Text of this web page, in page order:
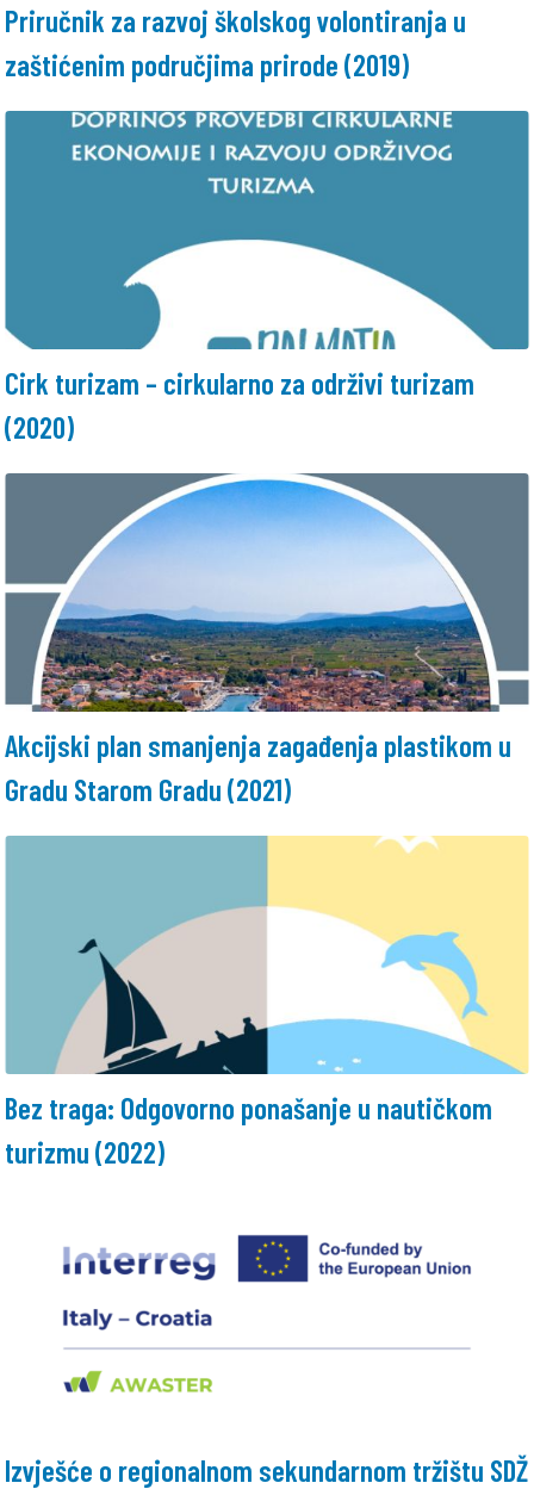
Priručnik za razvoj školskog volontiranja u
zaštićenim područjima prirode (2019)
Cirk turizam – cirkularno za održivi turizam
(2020)
Akcijski plan smanjenja zagađenja plastikom u
Gradu Starom Gradu (2021)
Bez traga: Odgovorno ponašanje u nautičkom
turizmu (2022)
Izvješće o regionalnom sekundarnom tržištu SDŽ